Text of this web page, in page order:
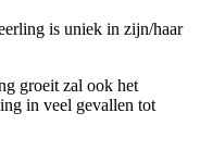
is uniek in zijn/haar
groeit zal ook het
in veel gevallen tot